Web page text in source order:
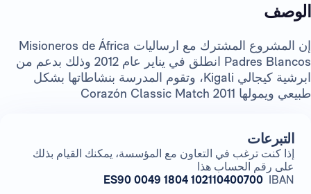
الوصف
إن المشروع المشترك مع ارساليات Misioneros de África
Padres Blancos انطلق في يناير عام 2012 وذلك بدعم من
ابرشية كيجالي Kigali، وتقوم المدرسة بنشاطاتها بشكل
طبيعي ويمولها Corazón Classic Match 2011
التبرعات
إذا كنت ترغب في التعاون مع المؤسسة، يمكنك القيام بذلك
على رقم الحساب هذا
IBAN
ES90 0049 1804 102110400700